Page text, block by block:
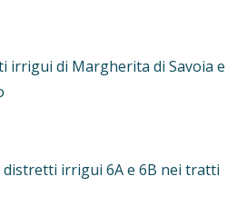
irrigui di Margherita di Savoia e
irrigui 6A e 6B nei tratti